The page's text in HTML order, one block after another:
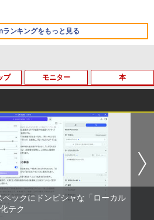
ンキングをもっと見る
限定】 い・ろ・は・す 2L P
ルレス ×8本
天然水 ラベルレス 500ml ×24本
の天然水 バナジウム含有 水 ミネラル
ター ペットボトル 静岡県産 500ミリリ
(Smart Basic)
ひとりごと 17巻 (デジタル版ビッグガ
コミックス)
居酒屋「のぶ」(22) (角川コミックス・
レットPC Microsoft Surface Pro 5/
インチ メモリ 8GB SSD256GB
代Core-i5 2.6GHz 2K解像度 2736
タッチパネル Office付き/カメラ/
/ Windows 11 Pro 中古タブレット
ノートパソコン 2in1 中古 タブレッ
Bluetooth
プ
ント10倍 中古パソコン デスクトッ
ソコン Windows 11【Office付】
11 Pro 64Bit搭載】DELL O
シリーズ Core i5搭載/4G/新品SS
DVD-ROM/送料無料【オプショ
々有】
モニター
ラソンセール期間中ポイント5倍】中
ニター 17インチ スクエア 店長おま
VGA / DVI ケーブル付き サブモニタ
監視用 ケーブル付き 動作確認済み 30
証 送料無料
本
貴族は異世界を謳歌する 〜結婚し
男の優雅なおひとりさまライフ〜
【電子書籍】[ 駒鳥ひわ ]
界魔王と召喚少女の奴隷魔術（30）
ペックにドンピシャな「ローカル
テク